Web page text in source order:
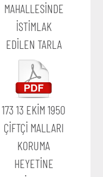
MAHALLESİNDE
İSTİMLAK
EDİLEN TARLA
173 13 EKİM 1950
ÇİFTÇİ MALLARI
KORUMA
HEYETİNE